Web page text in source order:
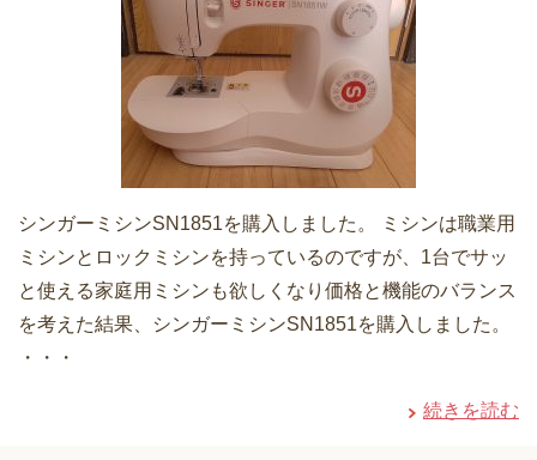
シンガーミシンSN1851を購入しました。 ミシンは職業用
ミシンとロックミシンを持っているのですが、1台でサッ
と使える家庭用ミシンも欲しくなり価格と機能のバランス
を考えた結果、シンガーミシンSN1851を購入しました。
・・・
続きを読む